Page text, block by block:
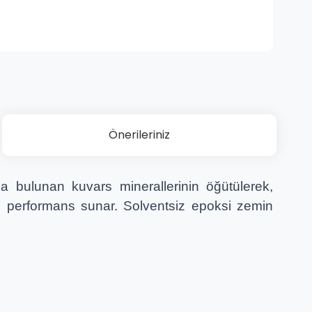
Önerileriniz
bulunan kuvars minerallerinin öğütülerek,
performans sunar. Solventsiz epoksi zemin